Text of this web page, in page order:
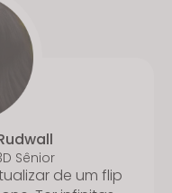
Sênior
de um flip